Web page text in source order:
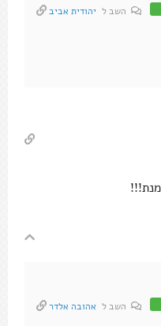
השב ל יהודית אביב
השב ל אהובה אלדר